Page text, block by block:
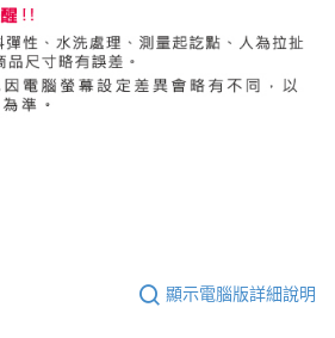
顯示電腦版詳細說明